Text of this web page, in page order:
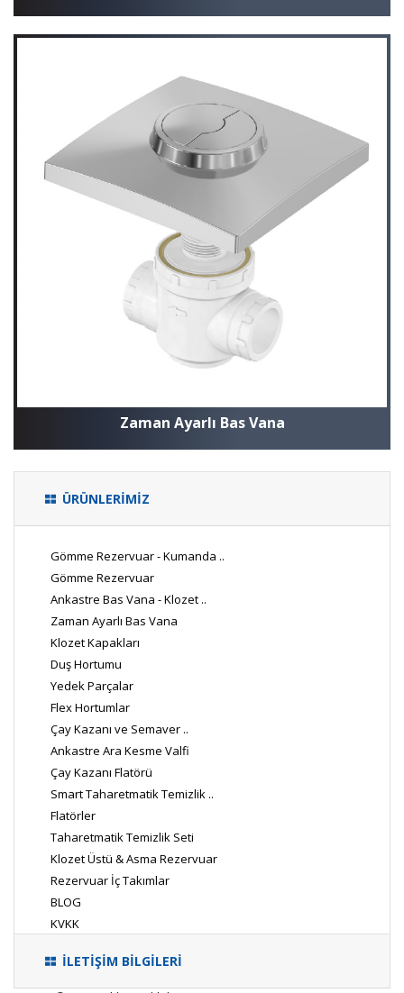
Zaman Ayarlı Bas Vana
ÜRÜNLERİMİZ
Gömme Rezervuar - Kumanda ..
Gömme Rezervuar
Ankastre Bas Vana - Klozet ..
Zaman Ayarlı Bas Vana
Klozet Kapakları
Duş Hortumu
Yedek Parçalar
Flex Hortumlar
Çay Kazanı ve Semaver ..
Ankastre Ara Kesme Valfi
Çay Kazanı Flatörü
Smart Taharetmatik Temizlik ..
Flatörler
Taharetmatik Temizlik Seti
Klozet Üstü & Asma Rezervuar
Rezervuar İç Takımlar
BLOG
KVKK
İLETİŞİM BİLGİLERİ